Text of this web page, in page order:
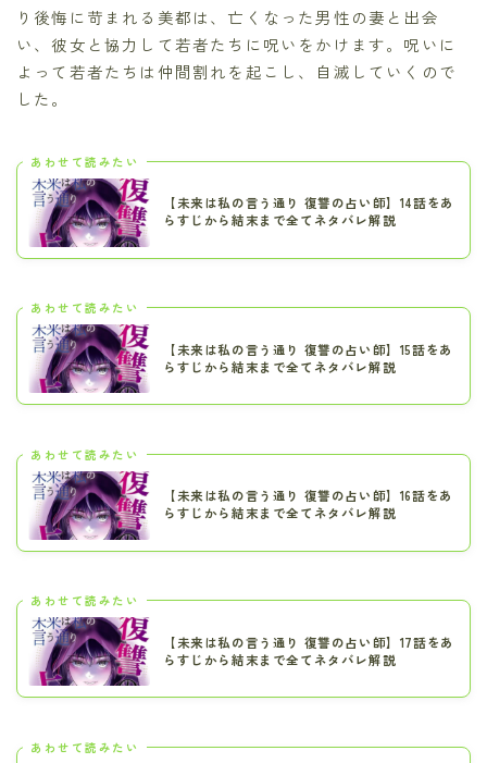
り後悔に苛まれる美都は、亡くなった男性の妻と出会
い、彼女と協力して若者たちに呪いをかけます。呪いに
よって若者たちは仲間割れを起こし、自滅していくので
した。
あわせて読みたい
【未来は私の言う通り 復讐の占い師】14話をあ
らすじから結末まで全てネタバレ解説
あわせて読みたい
【未来は私の言う通り 復讐の占い師】15話をあ
らすじから結末まで全てネタバレ解説
あわせて読みたい
【未来は私の言う通り 復讐の占い師】16話をあ
らすじから結末まで全てネタバレ解説
あわせて読みたい
【未来は私の言う通り 復讐の占い師】17話をあ
らすじから結末まで全てネタバレ解説
あわせて読みたい